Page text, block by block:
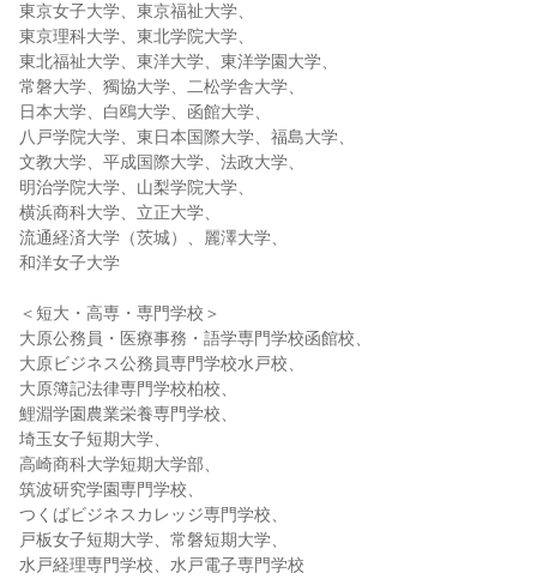
東京女子大学、東京福祉大学、
東京理科大学、東北学院大学、
東北福祉大学、東洋大学、東洋学園大学、
常磐大学、獨協大学、二松学舎大学、
日本大学、白鴎大学、函館大学、
八戸学院大学、東日本国際大学、福島大学、
文教大学、平成国際大学、法政大学、
明治学院大学、山梨学院大学、
横浜商科大学、立正大学、
流通経済大学（茨城）、麗澤大学、
和洋女子大学
＜短大・高専・専門学校＞
大原公務員・医療事務・語学専門学校函館校、
大原ビジネス公務員専門学校水戸校、
大原簿記法律専門学校柏校、
鯉淵学園農業栄養専門学校、
埼玉女子短期大学、
高崎商科大学短期大学部、
筑波研究学園専門学校、
つくばビジネスカレッジ専門学校、
戸板女子短期大学、常磐短期大学、
水戸経理専門学校、水戸電子専門学校